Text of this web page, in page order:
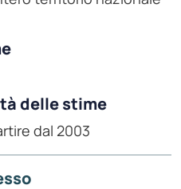
delle stime
dal 2003